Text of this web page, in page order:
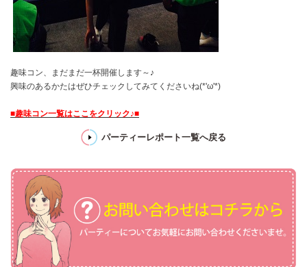
趣味コン、まだまだ一杯開催します～♪
興味のあるかたはぜひチェックしてみてくださいね(*'ω'*)
■趣味コン一覧はここをクリック♪■
パーティーレポート一覧へ戻る